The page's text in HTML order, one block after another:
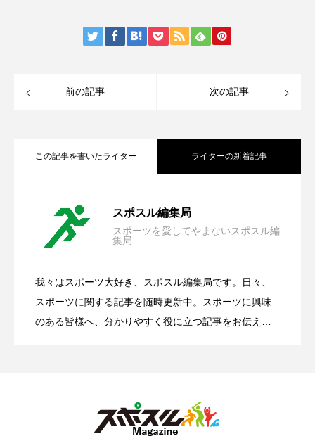
前の記事 次の記事
この記事を書いたライター ライターの新着記事
スポスル編集局
スポーツを愛してやまないスポスル編
集局
我々はスポーツ大好き、スポスル編集局です。日々、
スポーツに関する記事を随時更新中。スポーツに興味
のある皆様へ、分かりやすく役に立つ記事をお伝えい
2026.07.13
児【2026年】
2026.06.15 所沢市の空手教室3選｜小学生・幼児